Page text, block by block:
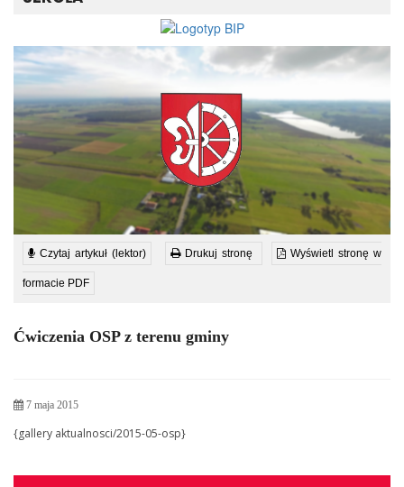
Czytaj artykuł (lektor) Drukuj stronę Wyświetl stronę w
formacie PDF
Ćwiczenia OSP z terenu gminy
7 maja 2015
{gallery aktualnosci/2015-05-osp}